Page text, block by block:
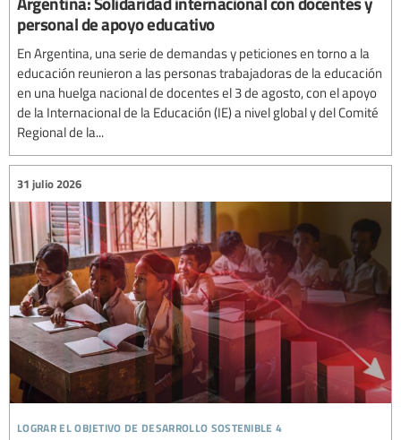
personal de apoyo educativo
En Argentina, una serie de demandas y peticiones en torno a la
educación reunieron a las personas trabajadoras de la educación
en una huelga nacional de docentes el 3 de agosto, con el apoyo
de la Internacional de la Educación (IE) a nivel global y del Comité
Regional de la...
lograr el objetivo de desarrollo sostenible 4
31 julio 2026